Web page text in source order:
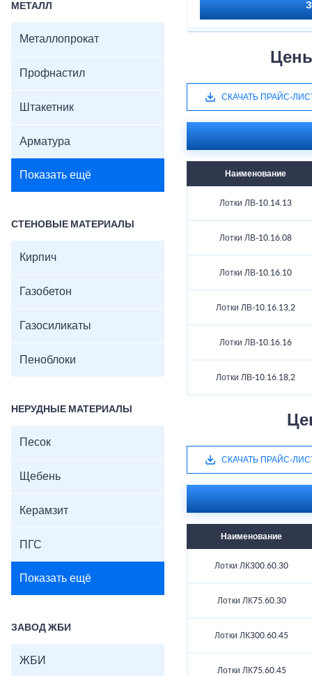
МЕТАЛЛ
Металлопрокат
Профнастил
Штакетник
Арматура
Показать ещё
СТЕНОВЫЕ МАТЕРИАЛЫ
Кирпич
Газобетон
Газосиликаты
Пеноблоки
НЕРУДНЫЕ МАТЕРИАЛЫ
Песок
Щебень
Керамзит
ПГС
Показать ещё
ЗАВОД ЖБИ
ЖБИ
СКАЧАТЬ ПРАЙС-
Наименование
Лотки ЛВ-10.14.13
Лотки ЛВ-10.16.08
Лотки ЛВ-10.16.10
Лотки ЛВ-10.16.13,2
Лотки ЛВ-10.16.16
Лотки ЛВ-10.16.18,2
СКАЧАТЬ ПРАЙС-
Наименование
Лотки ЛК300.60.30
Лотки ЛК75.60.30
Лотки ЛК300.60.45
Лотки ЛК75.60.45